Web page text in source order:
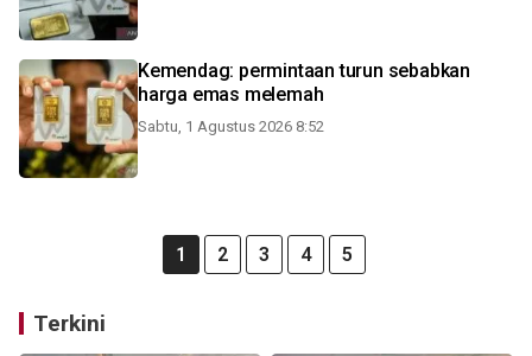
Kemendag: permintaan turun sebabkan
harga emas melemah
Sabtu, 1 Agustus 2026 8:52
1 2 3 4 5
Terkini